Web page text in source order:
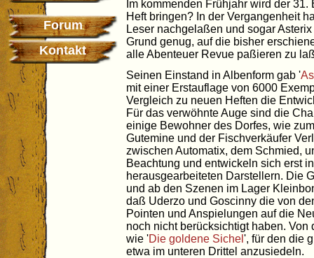
Forum
Kontakt
Im kommenden Frühjahr wird der
Heft bringen? In der Vergangenheit
Leser nachgelaßen und sogar
Grund genug, auf die bisher
alle Abenteuer Revue paßieren zu
Seinen Einstand in Albenform gab '
mit einer Erstauflage von 6000
Vergleich zu neuen Heften die
Für das verwöhnte Auge sind die
einige Bewohner des Dorfes, wie
Gutemine und der Fischverkäufer
zwischen Automatix, dem Schmied,
Beachtung und entwickeln sich erst
herausgearbeiteten Darstellern. Die
und ab den Szenen im Lager
daß Uderzo und Goscinny die von
Pointen und Anspielungen auf die
noch nicht berücksichtigt haben.
wie 'Die goldene Sichel ', für den die
etwa im unteren Drittel anzusiedeln.